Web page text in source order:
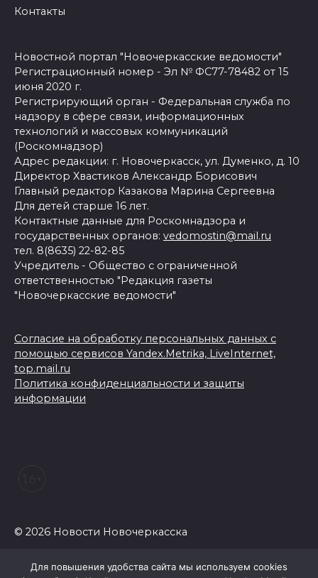
Контакты
Новостной портал "Новочеркасские ведомости"
Регистрационный номер - Эл № ФС77-78482 от 15
июня 2020 г.
Регистрирующий орган - Федеральная служба по
надзору в сфере связи, информационных
технологий и массовых коммуникаций
(Роскомнадзор)
Адрес редакции: г. Новочеркасск, ул. Думенко, д. 10
Директор Хвастиков Александр Борисович
Главный редактор Казакова Марина Сергеевна
Для детей старше 16 лет.
Контактные данные для Роскомнадзора и
государственных органов: vedomostin@mail.ru
тел. 8(8635) 22-82-85
Учредитель - Общество с ограниченной
ответственностью "Редакция газеты
"Новочеркасские ведомости"
Согласие на обработку персональных данных с
помощью сервисов Yandex.Metrika, LiveInternet,
top.mail.ru
Политика конфиденциальности и защиты
информации
© 2026 Новости Новочеркасска
Для повышения удобства сайта мы используем cookies